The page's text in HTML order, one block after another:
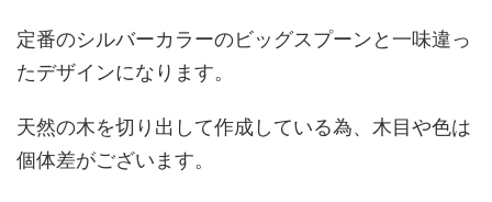
定番のシルバーカラーのビッグスプーンと一味違っ
たデザインになります。
天然の木を切り出して作成している為、木目や色は
個体差がございます。